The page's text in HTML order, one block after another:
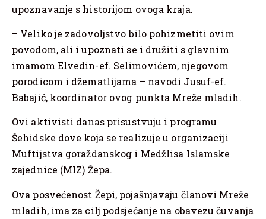
upoznavanje s historijom ovoga kraja.
– Veliko je zadovoljstvo bilo pohizmetiti ovim
povodom, ali i upoznati se i družiti s glavnim
imamom Elvedin-ef. Selimovićem, njegovom
porodicom i džematlijama – navodi Jusuf-ef.
Babajić, koordinator ovog punkta Mreže mladih.
Ovi aktivisti danas prisustvuju i programu
Šehidske dove koja se realizuje u organizaciji
Muftijstva goraždanskog i Medžlisa Islamske
zajednice (MIZ) Žepa.
Ova posvećenost Žepi, pojašnjavaju članovi Mreže
mladih, ima za cilj podsjećanje na obavezu čuvanja